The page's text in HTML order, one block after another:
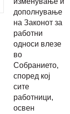
одат во
пензија
до крајот
на 2021-
исклучок
ќе има
само во
овие две
професии!
дополнување
на Законот за
работни
односи влезе
во
Собранието,
според кој
сите
работници,
освен